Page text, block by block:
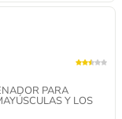
PARA
Y LOS